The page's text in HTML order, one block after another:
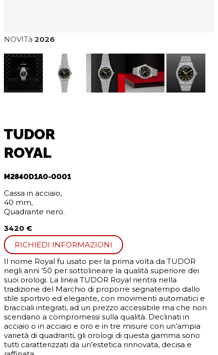
NOVITà 2026
TUDOR
ROYAL
M2840D1A0-0001
Cassa in acciaio,
40 mm,
Quadrante nero.
3420 €
RICHIEDI INFORMAZIONI
Il nome Royal fu usato per la prima volta da TUDOR
negli anni ’50 per sottolineare la qualità superiore dei
suoi orologi. La linea TUDOR Royal rientra nella
tradizione del Marchio di proporre segnatempo dallo
stile sportivo ed elegante, con movimenti automatici e
bracciali integrati, ad un prezzo accessibile ma che non
scendano a compromessi sulla qualità. Declinati in
acciaio o in acciaio e oro e in tre misure con un’ampia
varietà di quadranti, gli orologi di questa gamma sono
tutti caratterizzati da un’estetica rinnovata, decisa e